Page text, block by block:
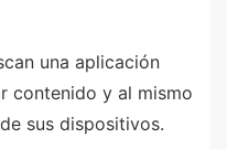
una aplicación
contenido y al mismo
sus dispositivos.